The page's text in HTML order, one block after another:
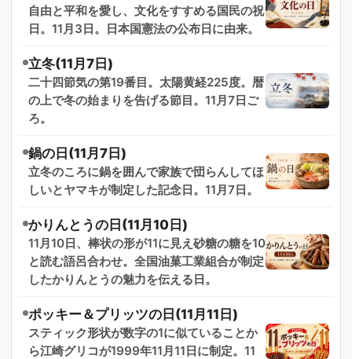
自由と平和を愛し、文化をすすめる国民の祝
日。11月3日。日本国憲法の公布日に由来。
立冬(11月7日)
二十四節気の第19番目。太陽黄経225度。暦
の上で冬の始まりを告げる節目。11月7日ご
ろ。
鍋の日(11月7日)
立冬のころに鍋を囲んで家族で団らんしてほ
しいとヤマキが制定した記念日。11月7日。
かりんとうの日(11月10日)
11月10日、棒状の形が11に見え砂糖の糖を10
と読む語呂合わせ。全国油菓工業組合が制定
したかりんとうの魅力を伝える日。
ポッキー＆プリッツの日(11月11日)
スティック形状が数字の1に似ていることか
ら江崎グリコが1999年11月11日に制定。11